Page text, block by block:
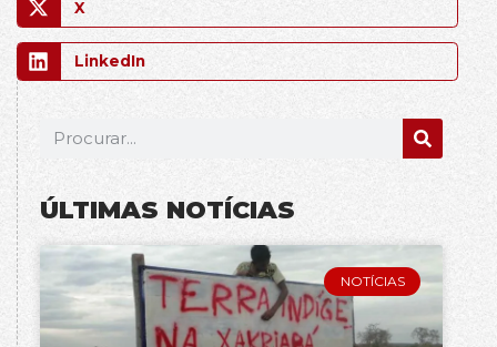
X
LinkedIn
ÚLTIMAS NOTÍCIAS
NOTÍCIAS